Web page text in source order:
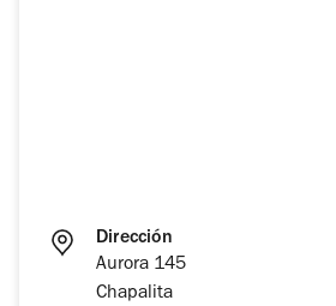
Dirección
Aurora 145
Chapalita